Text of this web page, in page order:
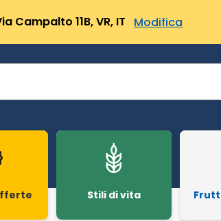
Campalto 11B, VR, IT Modifica
Stili di vita